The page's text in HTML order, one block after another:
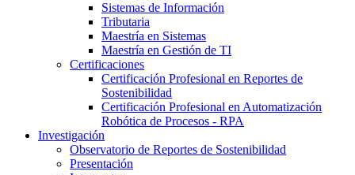
Sistemas de Información
Tributaria
Maestría en Sistemas
Maestría en Gestión de TI
Certificaciones
Certificación Profesional en Reportes de
Sostenibilidad
Certificación Profesional en Automatización
Robótica de Procesos - RPA
Investigación
Observatorio de Reportes de Sostenibilidad
Presentación